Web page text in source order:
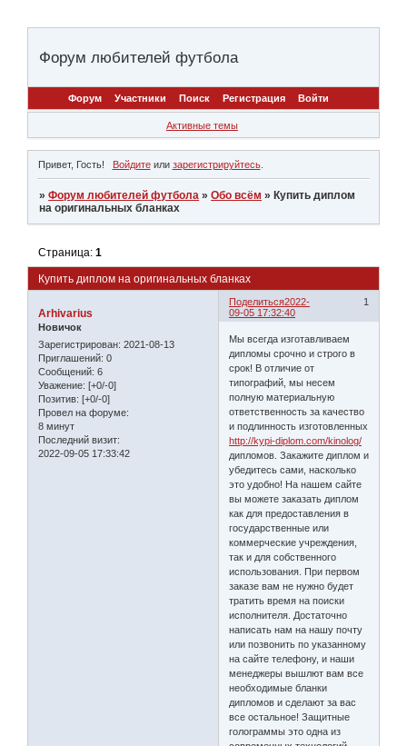
Форум любителей футбола
Форум Участники Поиск Регистрация Войти
Активные темы
Привет, Гость! Войдитеили зарегистрируйтесь.
»Форум любителей футбола »Обо всём » Купить диплом
на оригинальных бланках
Купить диплом на оригинальных бланках
Страница:1
Поделиться 1
2022-
09-05 17:32:40
Arhivarius
Новичок
Зарегистрирован: 2021-08-13
Приглашений: 0
Сообщений: 6
Уважение: [+0/-0]
Позитив: [+0/-0]
Провел на форуме:
8 минут
Последний визит:
2022-09-05 17:33:42
Мы всегда изготавливаем
дипломы срочно и строго в
срок! В отличие от
типографий, мы несем
полную материальную
ответственность за качество
и подлинность изготовленных
http://kypi-diplom.com/kinolog/
дипломов. Закажите диплом и
убедитесь сами, насколько
это удобно! На нашем сайте
вы можете заказать диплом
как для предоставления в
государственные или
коммерческие учреждения,
так и для собственного
использования. При первом
заказе вам не нужно будет
тратить время на поиски
исполнителя. Достаточно
написать нам на нашу почту
или позвонить по указанному
на сайте телефону, и наши
менеджеры вышлют вам все
необходимые бланки
дипломов и сделают за вас
все остальное! Защитные
голограммы это одна из